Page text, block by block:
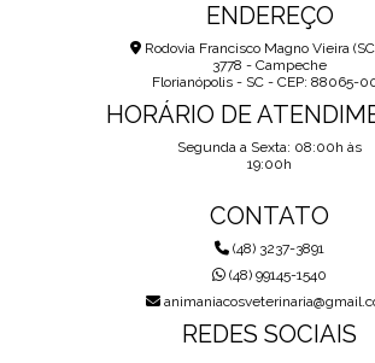
ENDEREÇO
Rodovia Francisco Magno Vieira
3778 - Campeche
Florianópolis - SC - CEP: 88065-
HORÁRIO DE
Segunda a Sexta: 08:00h às
19:00h
CONTATO
(48) 3237-3891
(48) 99145-1540
REDES SOCIAIS